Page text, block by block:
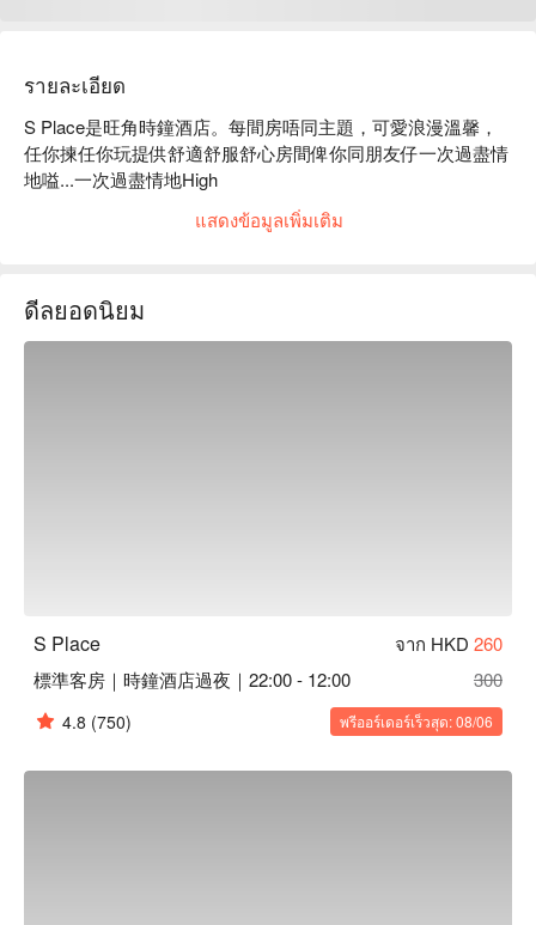
รายละเอียด
S Place是旺角時鐘酒店。每間房唔同主題，可愛浪漫溫馨，
任你揀任你玩提供舒適舒服舒心房間俾你同朋友仔一次過盡情
地嗌...一次過盡情地High
S Place設備：空調、舒適寢具、私人浴室、智能電視，任睇
Netflix / YouTube 、充電線
S Place旺角時鐘酒店、S Place 自助時鐘酒店、S Place 優惠
資訊立刻查看⬇︎
แสดงข้อมูลเพิ่มเติม
ดีลยอดนิยม
S Place จาก HKD 260
標準客房｜時鐘酒店過夜｜22:00 - 12:00
300
4.8 (750) พรีออร์เดอร์เร็วสุด: 08/06